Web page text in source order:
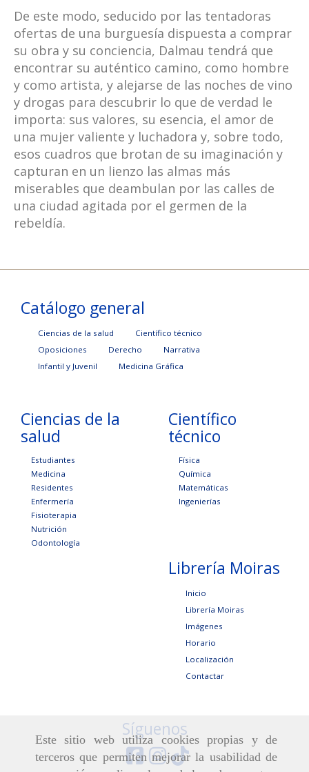
Este sitio web utiliza cookies propias y de
terceros que permiten mejorar la usabilidad de
De este modo, seducido por las tentadoras
ofertas de una burguesía dispuesta a comprar
su obra y su conciencia, Dalmau tendrá que
encontrar su auténtico camino, como hombre
y como artista, y alejarse de las noches de vino
y drogas para descubrir lo que de verdad le
importa: sus valores, su esencia, el amor de
una mujer valiente y luchadora y, sobre todo,
esos cuadros que brotan de su imaginación y
capturan en un lienzo las almas más
miserables que deambulan por las calles de
una ciudad agitada por el germen de la
rebeldía.
Catálogo general
Ciencias de la salud
Científico técnico
Oposiciones
Derecho
Narrativa
Infantil y Juvenil
Medicina Gráfica
Ciencias de la
salud
Estudiantes
Medicina
Residentes
Enfermería
Fisioterapia
Nutrición
Odontología
Científico
técnico
Física
Química
Matemáticas
Ingenierías
Librería Moiras
Inicio
Librería Moiras
Imágenes
Horario
Localización
Contactar
Síguenos